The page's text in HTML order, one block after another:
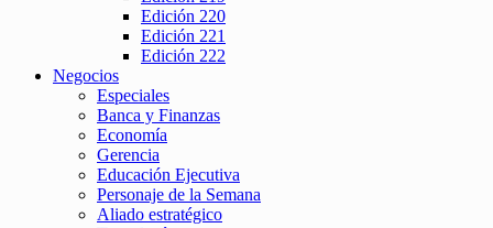
Edición 220
Edición 221
Edición 222
Negocios
Especiales
Banca y Finanzas
Economía
Gerencia
Educación Ejecutiva
Personaje de la Semana
Aliado estratégico